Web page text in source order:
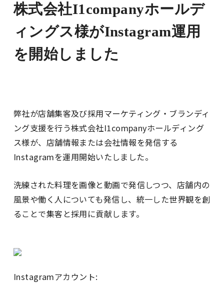
株式会社I1companyホールデ
ィングス様がInstagram運用
を開始しました
弊社が店舗集客及び採用マーケティング・ブランディ
ング支援を行う株式会社I1companyホールディング
ス様が、店舗情報または会社情報を発信する
Instagramを運用開始いたしました。
洗練された料理を画像と動画で発信しつつ、店舗内の
風景や働く人についても発信し、統一した世界観を創
ることで集客と採用に貢献します。
Instagramアカウント: